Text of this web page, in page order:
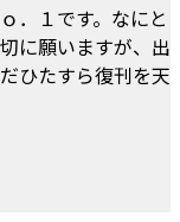
．１です。なにと
に願いますが、出
ひたすら復刊を天